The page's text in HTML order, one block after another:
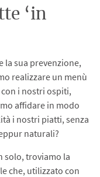
‘in
la sua prevenzione,
realizzare un menù
i nostri ospiti,
affidare in modo
i nostri piatti, senza
naturali?
solo, troviamo la
che, utilizzato con